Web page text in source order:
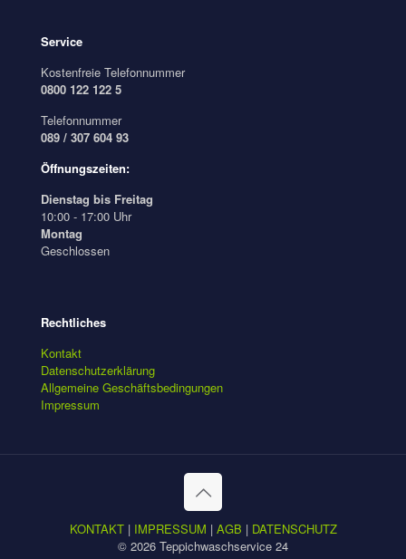
Service
Kostenfreie Telefonnummer
0800 122 122 5
Telefonnummer
089 / 307 604 93
Öffnungszeiten:
Dienstag bis Freitag
10:00 - 17:00 Uhr
Montag
Geschlossen
Rechtliches
Kontakt
Datenschutzerklärung
Allgemeine Geschäftsbedingungen
Impressum
KONTAKT| IMPRESSUM | AGB | DATENSCHUTZ
© 2026 Teppichwaschservice 24